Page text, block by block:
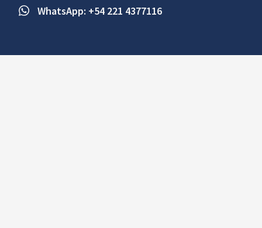
WhatsApp: +54 221 4377116